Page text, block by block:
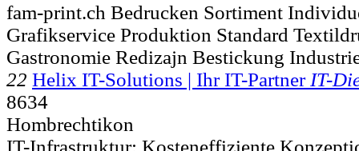
fam-print.ch Bedrucken Sortiment
Grafikservice Produktion Standard
Gastronomie Redizajn Bestickung
22 Helix IT-Solutions | Ihr IT-Partner IT-
8634
Hombrechtikon
IT-Infrastruktur: Kosteneffiziente